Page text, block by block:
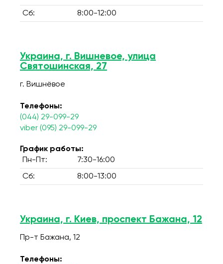
Сб: 8:00-12:00
Украина, г. Вишневое, улица
Святошинская, 27
г. Вишнёвое
Телефоны:
(044) 29-099-29
viber (095) 29-099-29
График работы:
Пн-Пт:
7:30-16:00
Сб: 8:00-13:00
Украина, г. Киев, проспект Бажана, 12
Пр-т Бажана, 12
Телефоны: